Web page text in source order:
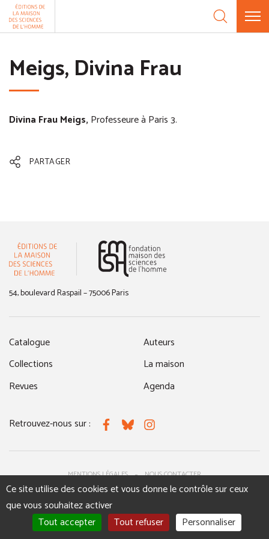
Aller au contenu
Meigs, Divina Frau
Divina Frau Meigs, Professeure à Paris 3.
PARTAGER
54, boulevard Raspail – 75006 Paris
Catalogue
Collections
Revues
Auteurs
La maison
Agenda
Retrouvez-nous sur : FacebookBlueskyInstagram
MENTIONS LÉGALES NOUS CONTACTER
Panneau de gestion des cookies
Ce site utilise des cookies et vous donne le contrôle sur ceux
que vous souhaitez activer
Tout accepter
Tout refuser Personnaliser